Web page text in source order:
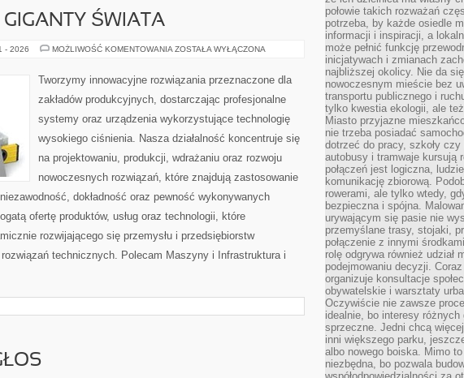
ŚWIATA
- 2026 MOŻLIWOŚĆ KOMENTOWANIA CIEKAWOSTKI
ŚWIATA
ZOSTAŁA WYŁĄCZONA
Tworzymy innowacyjne rozwiązania przeznaczone dla
zakładów produkcyjnych, dostarczając profesjonalne
systemy oraz urządzenia wykorzystujące technologię
wysokiego ciśnienia. Nasza działalność koncentruje się
na projektowaniu, produkcji, wdrażaniu oraz rozwoju
nowoczesnych rozwiązań, które znajdują zastosowanie
dokładność oraz pewność wykonywanych
ofertę produktów, usług oraz technologii, które
rozwijającego się przemysłu i przedsiębiorstw
technicznych. Polecam Maszyny i Infrastruktura i
połowie takich rozważań
potrzeba, by każde osiedle
informacji i inspiracji, a
może pełnić funkcję
inicjatywach i zmianach
najbliższej okolicy. Nie da
nowoczesnym mieście bez
transportu publicznego i
tylko kwestia ekologii, ale
Miasto przyjazne
nie trzeba posiadać
dotrzeć do pracy, szkoły
autobusy i tramwaje kursują
połączeń jest logiczna,
komunikację zbiorową.
rowerami, ale tylko wtedy,
bezpieczna i spójna.
urywającym się pasie nie
przemyślane trasy, stojaki,
połączenie z innymi
rolę odgrywa również udział
podejmowaniu decyzji.
organizuje konsultacje
obywatelskie i warsztaty
Oczywiście nie zawsze
idealnie, bo interesy różnych
sprzeczne. Jedni chcą
inni większego parku,
albo nowego boiska. Mimo
niezbędna, bo pozwala